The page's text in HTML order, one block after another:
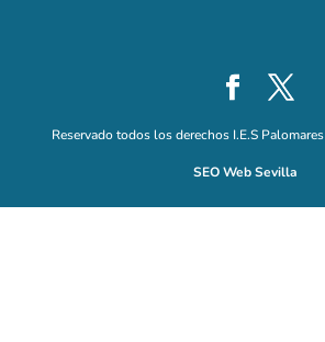
Reservado todos los derechos I.E.S
SEO Web Sevilla